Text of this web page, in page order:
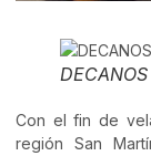
Con el fin de
región San